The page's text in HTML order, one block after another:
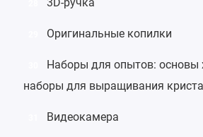
Оригинальные копилки
Наборы для опытов:основы
наборы для выращивания
Видеокамера